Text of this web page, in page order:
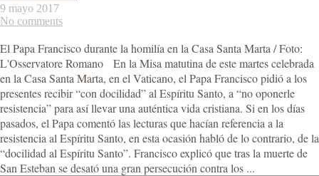
9 mayo 2017
No comments
El Papa Francisco durante la homilía en la Casa Santa Marta / Foto:
L'Osservatore Romano En la Misa matutina de este martes celebrada
en la Casa Santa Marta, en el Vaticano, el Papa Francisco pidió a los
presentes recibir “con docilidad” al Espíritu Santo, a “no oponerle
resistencia” para así llevar una auténtica vida cristiana. Si en los días
pasados, el Papa comentó las lecturas que hacían referencia a la
resistencia al Espíritu Santo, en esta ocasión habló de lo contrario, de la
“docilidad al Espíritu Santo”. Francisco explicó que tras la muerte de
San Esteban se desató una gran persecución contra los ...